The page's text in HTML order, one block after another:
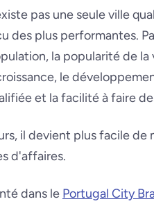
pas une seule ville
des plus performantes.
la popularité de
le
et la facilité à faire
il devient plus facile de
d'affaires.
dans le Portugal City